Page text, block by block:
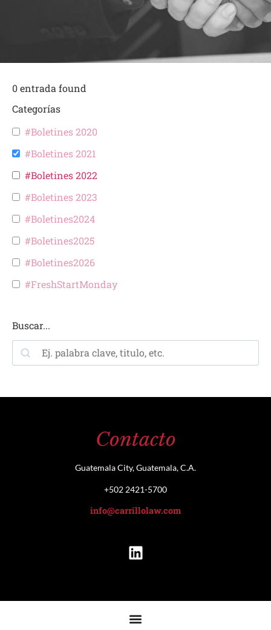
0entrada found
Categorías
#Boletines 2020
#Boletines 2021
#Boletines 2022
#Boletines 2023
#Boletines2024
#Boletines2025
#Boletines2026
#FreshStartMonday
Buscar...
Contacto
Guatemala City, Guatemala, C.A.
+502 2421-5700
info@carrillolaw.com